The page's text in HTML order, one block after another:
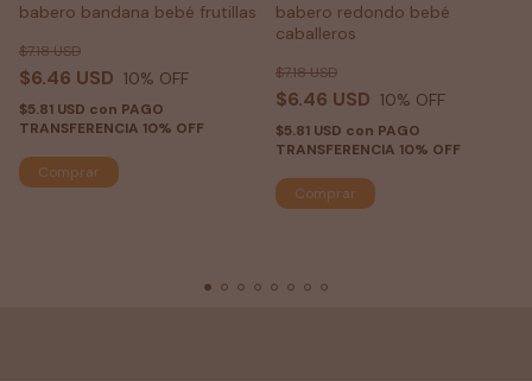
babero bandana bebé frutillas
$6.46 USD
$7.18 USD
10% OFF
$5.81 USD con PAGO
TRANSFERENCIA 10% OFF
babero redondo bebé
caballeros
$6.46 USD
$7.18 USD
10% OFF
$5.81 USD con PAGO
TRANSFERENCIA 10% OFF